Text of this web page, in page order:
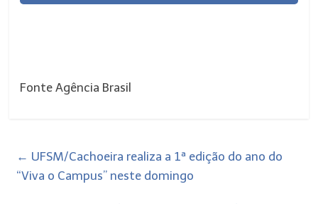
Fonte Agência Brasil
← UFSM/Cachoeira realiza a 1ª edição do ano do
“Viva o Campus” neste domingo